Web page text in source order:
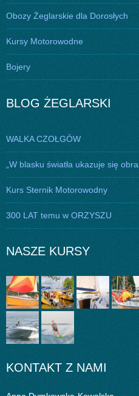
Obozy Żeglarskie dla Dorosłych
Kursy Motorowodne
Bojery
BLOG ŻEGLARSKI
WALKA CZOŁGÓW
„W blasku światła ukazuje się
Kurs Sternik Motorowodny
300 LAT temu w ORZYSZU
NASZE KURSY
KONTAKT Z NAMI